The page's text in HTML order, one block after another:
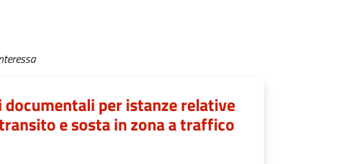
per istanze relative
e sosta in zona a traffico